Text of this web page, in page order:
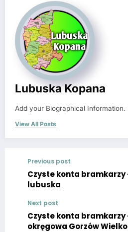
Lubuska Kopana
Add your Biographical Information.
View All Posts
Previous post
Czyste konta bramkarzy
lubuska
Next post
Czyste konta bramkarzy
okręgowa Gorzów